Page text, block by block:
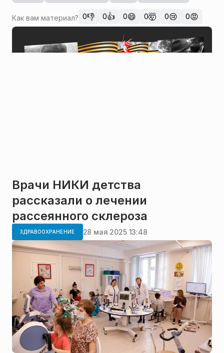
Как вам материал? 0👎 0👍 0😄 0🤯 0😢 0😡
Врачи НИКИ детства
рассказали о лечении
рассеянного склероза
ЗДРАВООХРАНЕНИЕ 28 мая 2025 13:48